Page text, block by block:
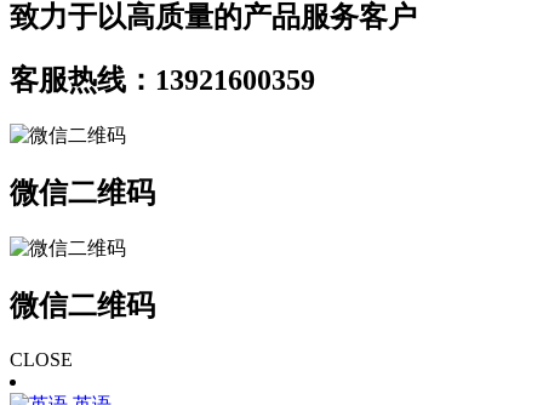
致力于以高质量的产品服务客户
客服热线：13921600359
微信二维码
微信二维码
CLOSE